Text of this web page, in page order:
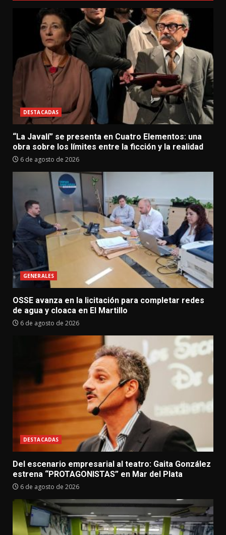
DESTACADAS
“La Javalí” se presenta en Cuatro Elementos: una
obra sobre los límites entre la ficción y la realidad
6 de agosto de 2026
GENERALES
OSSE avanza en la licitación para completar redes
de agua y cloaca en El Martillo
6 de agosto de 2026
DESTACADAS
Del escenario empresarial al teatro: Gaita González
estrena “PROTAGONISTAS” en Mar del Plata
6 de agosto de 2026